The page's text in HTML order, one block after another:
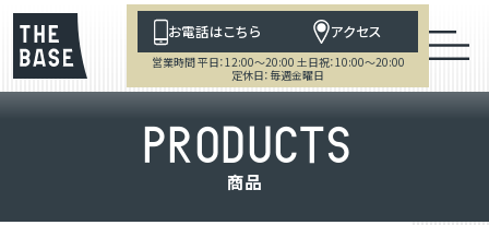
お電話はこちら アクセス
営業時間 平日：12:00～20:00 土日祝：10:00～20:00
定休日：毎週金曜日
PRODUCTS
商品